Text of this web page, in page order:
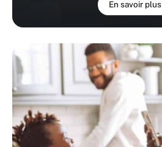
En savoir plus